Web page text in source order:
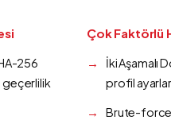
256
geçerlilik
Çok Faktörlü
İki Aşamalı
profil
Brute-force